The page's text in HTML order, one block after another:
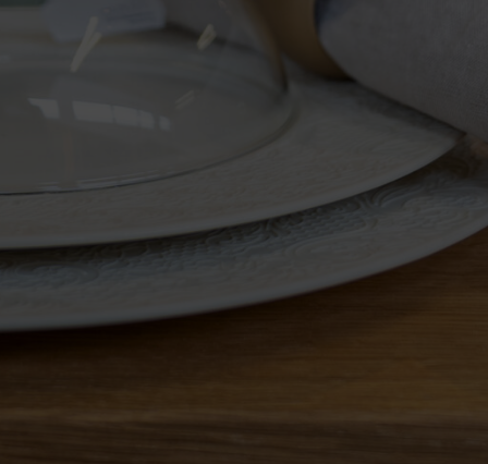
Berndorf Luzern AG